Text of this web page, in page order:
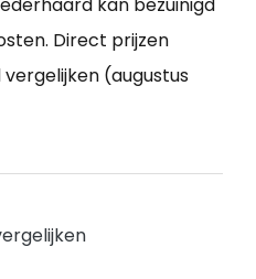
kan bezuinigd
Direct prijzen
(augustus